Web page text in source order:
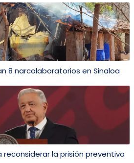
8 narcolaboratorios en Sinaloa
reconsiderar la prisión preventiva